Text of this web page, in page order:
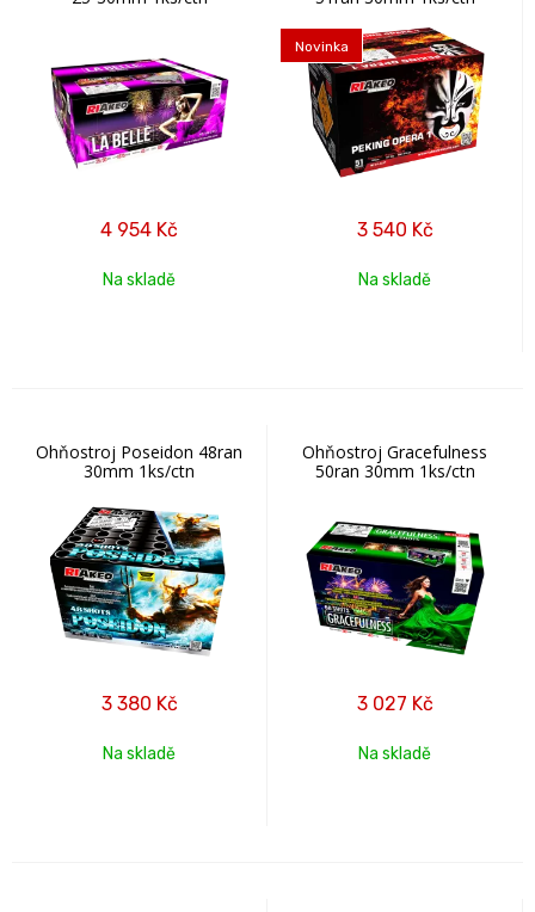
4 954 Kč
Na skladě
Novinka
3 540 Kč
Na skladě
Ohňostroj Poseidon 48ran
30mm 1ks/ctn
3 380 Kč
Na skladě
Ohňostroj Gracefulness
50ran 30mm 1ks/ctn
3 027 Kč
Na skladě